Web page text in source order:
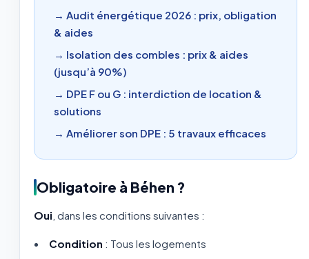
→ Audit énergétique 2026 : prix, obligation
& aides
→ Isolation des combles : prix & aides
(jusqu’à 90%)
→ DPE F ou G : interdiction de location &
solutions
→ Améliorer son DPE : 5 travaux efficaces
Obligatoire à Béhen ?
Oui , dans les conditions suivantes :
Condition : Tous les logements